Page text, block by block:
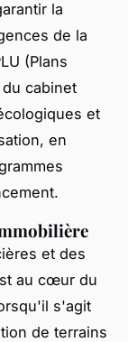
la
de la
(Plans
cabinet
et
en
et des
au cœur du
s'agit
de terrains